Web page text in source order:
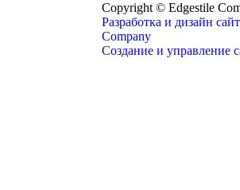
Copyright © Edgestile
Разработка и дизайн
Company
Создание и управление